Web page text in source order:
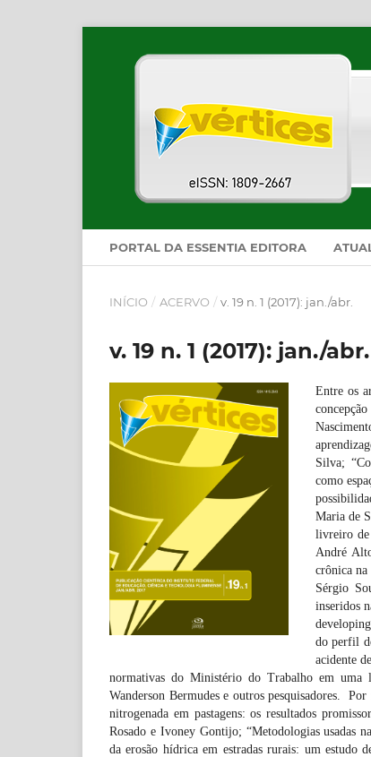
PORTAL DA ESSENTIA EDITORA
INÍCIO / ACERVO / v. 19 n. 1 (2017): jan./abr.
v. 19 n. 1 (2017): jan./abr.
Entre os
Silva;
como
Maria de
livreiro de
André
crônica
Sérgio
inseridos
do perfil
acidente
normativas do Ministério do Trabalho em
Wanderson Bermudes e outros pesquisadores.
nitrogenada em pastagens: os resultados
Rosado e Ivoney Gontijo; “Metodologias usadas
da erosão hídrica em estradas rurais: um